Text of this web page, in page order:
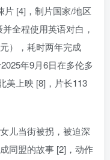
片 [4]，制片国家/地区
全程使用英语对白，
），耗时两年完成
年9月6日在多伦多
美上映 [8]，片长113
儿当街被拐，被迫深
同盟的故事 [2]，动作